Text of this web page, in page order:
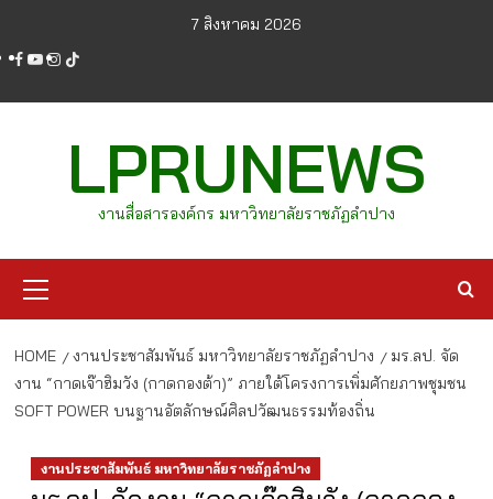
content
7 สิงหาคม 2026
facebook
youtube
instagram
tiktok
LPRUNEWS
งานสื่อสารองค์กร มหาวิทยาลัยราชภัฏลำปาง
Menu
HOME งานประชาสัมพันธ์ มหาวิทยาลัยราชภัฏลำปาง
มร.ลป. จัด
งาน “กาดเจ๊าฮิมวัง (กาดกองต้า)” ภายใต้โครงการเพิ่มศักยภาพชุมชน
SOFT POWER บนฐานอัตลักษณ์ศิลปวัฒนธรรมท้องถิ่น
งานประชาสัมพันธ์ มหาวิทยาลัยราชภัฏลำปาง